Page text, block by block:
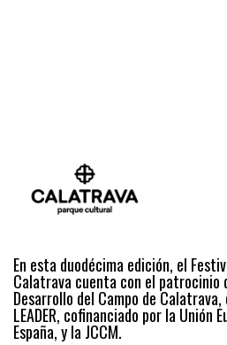
En esta duodécima edición, el
Calatrava cuenta con el patrocinio
Desarrollo del Campo de
LEADER, cofinanciado por la Unión
España, y la JCCM.